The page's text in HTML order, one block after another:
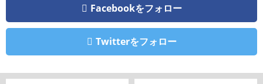
Facebookをフォロー
Twitterをフォロー